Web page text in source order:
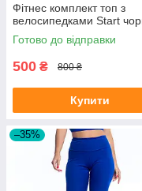
Фітнес комплект топ з
велосипедками Start
Готово до відправки
500 ₴ 800 ₴
Купити
–35%